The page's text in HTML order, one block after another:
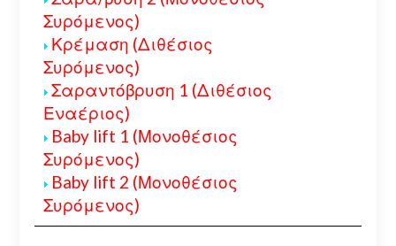
Συρόμενος)
Κρέμαση (Διθέσιος
Συρόμενος)
Σαραντόβρυση 1 (Διθέσιος
Εναέριος)
Baby lift 1 (Μονοθέσιος
Συρόμενος)
Baby lift 2 (Μονοθέσιος
Συρόμενος)